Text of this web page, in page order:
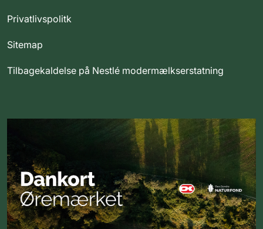
Privatlivspolitk
Sitemap
Tilbagekaldelse på Nestlé modermælkserstatning